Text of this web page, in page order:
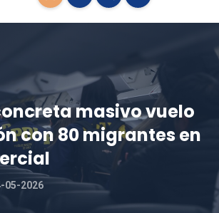
masivo vuelo
con 80 migrantes en
05-2026